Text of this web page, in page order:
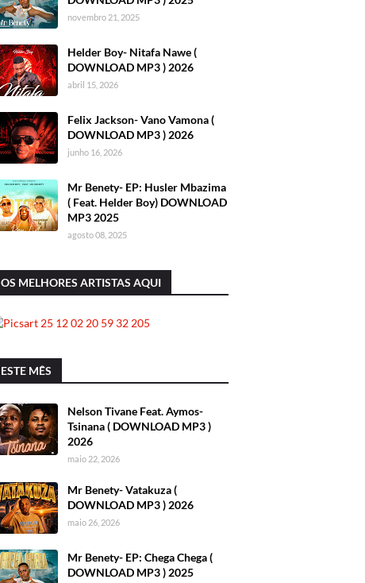
novembro 21, 2025
Helder Boy- Nitafa Nawe (
DOWNLOAD MP3 ) 2026
abril 15, 2026
Felix Jackson- Vano Vamona (
DOWNLOAD MP3 ) 2026
junho 16, 2026
Mr Benety- EP: Husler Mbazima
( Feat. Helder Boy) DOWNLOAD
MP3 2025
agosto 08, 2025
OS MELHORES ARTISTAS AQUI
ESTE MÊS
Nelson Tivane Feat. Aymos-
Tsinana ( DOWNLOAD MP3 )
2026
maio 22, 2026
Mr Benety- Vatakuza (
DOWNLOAD MP3 ) 2026
maio 26, 2026
Mr Benety- EP: Chega Chega (
DOWNLOAD MP3 ) 2025